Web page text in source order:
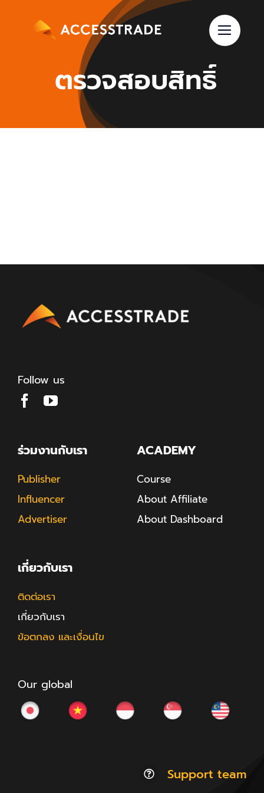
ตรวจสอบสิทธิ์
Follow us
ร่วมงานกับเรา
Publisher
Influencer
Advertiser
ACADEMY
Course
About Affiliate
About Dashboard
เกี่ยวกับเรา
ติดต่อเรา
เกี่ยวกับเรา
ข้อตกลง และเงื่อนไข
Our global
Support team